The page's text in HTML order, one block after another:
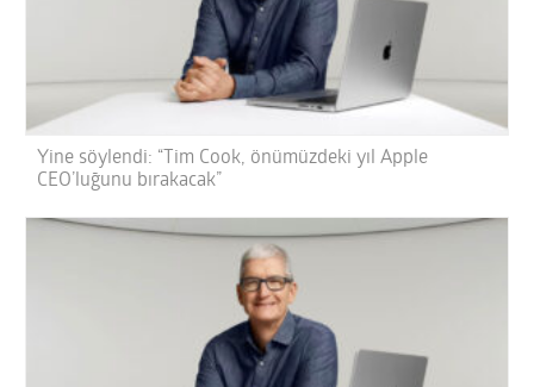
Yine söylendi: “Tim Cook, önümüzdeki yıl Apple
CEO’luğunu bırakacak”